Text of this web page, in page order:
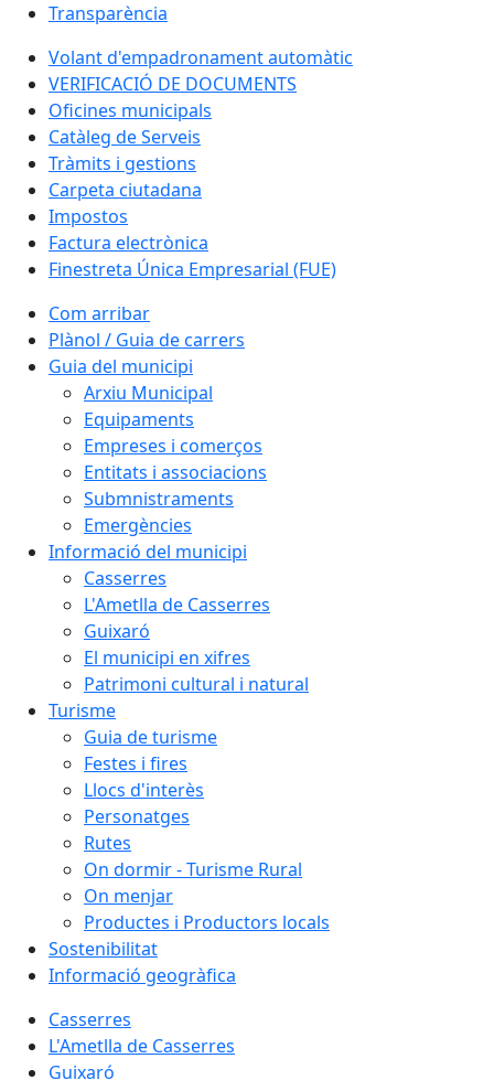
Transparència
Volant d'empadronament automàtic
VERIFICACIÓ DE DOCUMENTS
Oficines municipals
Catàleg de Serveis
Tràmits i gestions
Carpeta ciutadana
Impostos
Factura electrònica
Finestreta Única Empresarial (FUE)
Com arribar
Plànol / Guia de carrers
Guia del municipi
Arxiu Municipal
Equipaments
Empreses i comerços
Entitats i associacions
Submnistraments
Emergències
Informació del municipi
Casserres
L'Ametlla de Casserres
Guixaró
El municipi en xifres
Patrimoni cultural i natural
Turisme
Guia de turisme
Festes i fires
Llocs d'interès
Personatges
Rutes
On dormir - Turisme Rural
On menjar
Productes i Productors locals
Sostenibilitat
Informació geogràfica
Casserres
L'Ametlla de Casserres
Guixaró